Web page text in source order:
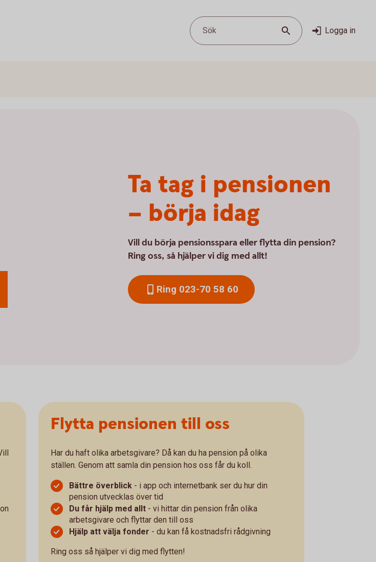
Sök Logga in
Ta tag i pensionen
– börja idag
Vill du börja pensionsspara eller flytta din pension?
Ring oss, så hjälper vi dig med allt!
Ring 023-70 58 60
Flytta pensionen till oss
Har du haft olika arbetsgivare? Då kan du ha pension på olika
ställen. Genom att samla din pension hos oss får du koll.
Bättre överblick - i app och internetbank ser du hur din
pension utvecklas över tid
Du får hjälp med allt - vi hittar din pension från olika
arbetsgivare och flyttar den till oss
Hjälp att välja fonder - du kan få kostnadsfri rådgivning
Ring oss så hjälper vi dig med flytten!